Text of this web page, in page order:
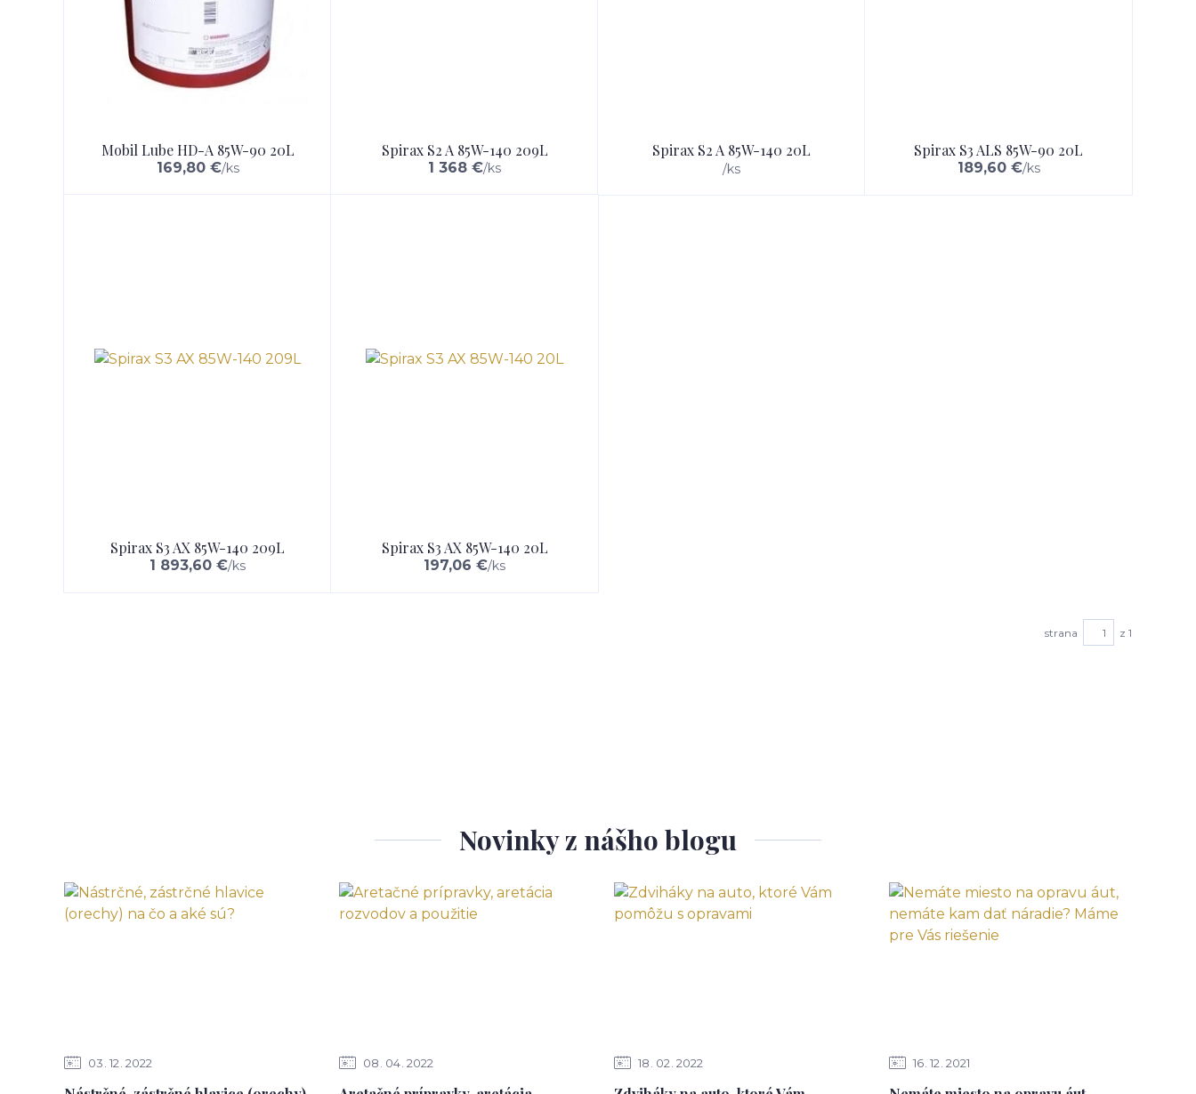
Mobil Lube HD-A 85W-90 20L
169,80 €/ks
Spirax S2 A 85W-140 209L
1 368 €/ks
Spirax S2 A 85W-140 20L
/ks
Spirax S3 ALS 85W-90 20L
189,60 €/ks
Spirax S3 AX 85W-140 209L
1 893,60 €/ks
Spirax S3 AX 85W-140 20L
197,06 €/ks
strana z 1
Novinky z nášho blogu
03 12 2022 08 04 2022 18 02 2022 16 12 2021